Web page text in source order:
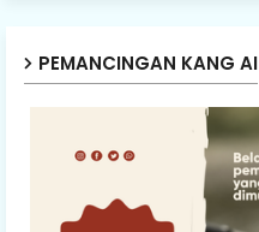
PEMANCINGAN KANG AI